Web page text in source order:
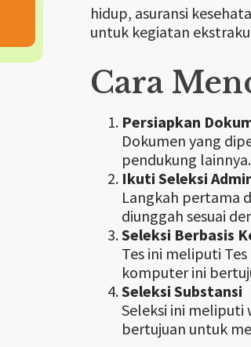
hidup, asuransi
untuk kegiatan
Cara
Persiapkan
Dokumen yang
pendukung
Ikuti Seleksi
Langkah pertama
diunggah sesuai
Seleksi Berbasis
Tes ini meliputi
komputer ini
Seleksi Substansi
Seleksi ini meliputi
bertujuan untuk